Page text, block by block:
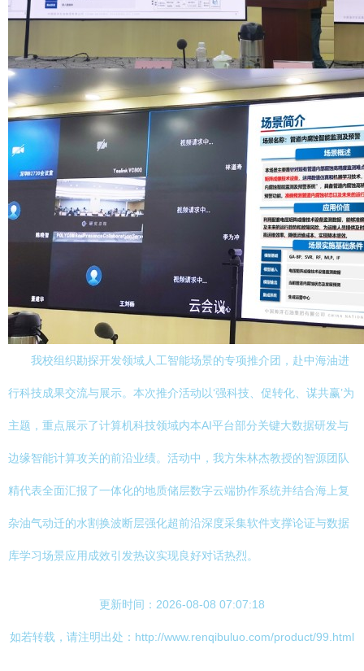
我校组织勘探开发领域人工智能场景的专项推介团，赴中海油进
行科技成果交流与展示。本次推介活动以‘强科技、促转化、谋共赢’为
主题，重点展示了计算机科技领域内本AI平台部分关键大数据研发与
边缘智能计算攻关的前沿业绩。活动中，我方朱林杰教授的智源团队
精代表全面汇报了一体化的地质储层数字云端协作系统并结合海上复
杂油气动迁的水割换波断层强化超前沿深度采集软件支撑论证与数据
库学习场景应用成效引发热议实现良好对话热烈。
更新时间：2026-08-08 07:07:18
如若转载，请注明出处：http://www.renqibuluo.com/product/99.html